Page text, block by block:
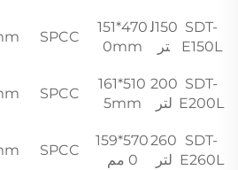
SDT-
E150L
150ل
تر
470*151
0mm
SPCC
SDT-
E200L
200
لتر
510*161
5mm
SPCC
SDT-
E260L
260
لتر
570*159
0 مم
SPCC